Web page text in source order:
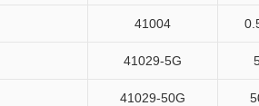
41004
41029-5G
41029-50G